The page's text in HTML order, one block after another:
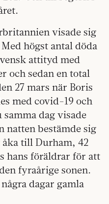
visade sig
högst antal döda
attityd med
och sedan en total
27 mars när Boris
med covid-19 och
dag visade
natten bestämde sig
till Durham, 42
hans föräldrar för att
fyraårige sonen.
dagar gamla